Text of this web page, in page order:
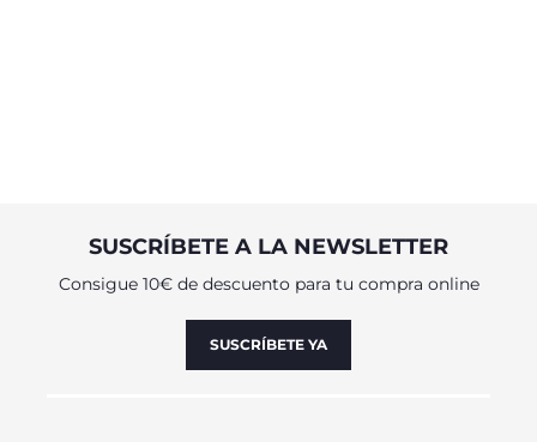
SUSCRÍBETE A LA NEWSLETTER
Consigue 10€ de descuento para tu compra online
SUSCRÍBETE YA